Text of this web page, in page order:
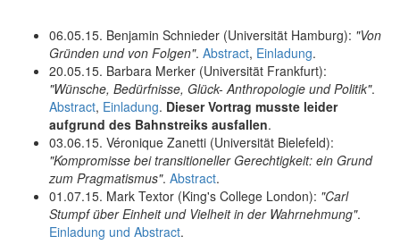
06.05.15. Benjamin Schnieder (Universität Hamburg): "Von
Gründen und von Folgen". Abstract, Einladung.
20.05.15. Barbara Merker (Universität Frankfurt):
"Wünsche, Bedürfnisse, Glück- Anthropologie und Politik".
Abstract, Einladung. Dieser Vortrag musste leider
aufgrund des Bahnstreiks ausfallen.
03.06.15. Véronique Zanetti (Universität Bielefeld):
"Kompromisse bei transitioneller Gerechtigkeit: ein Grund
zum Pragmatismus". Abstract.
01.07.15. Mark Textor (King's College London): "Carl
Stumpf über Einheit und Vielheit in der Wahrnehmung".
Einladung und Abstract.